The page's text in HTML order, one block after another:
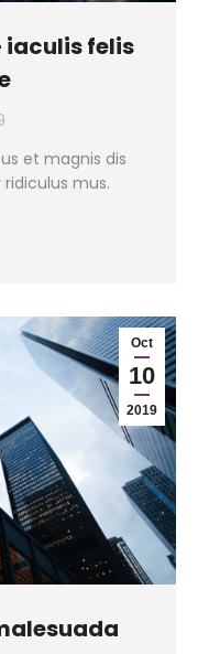
iaculis felis
et magnis dis
mus.
Oct
10
2019